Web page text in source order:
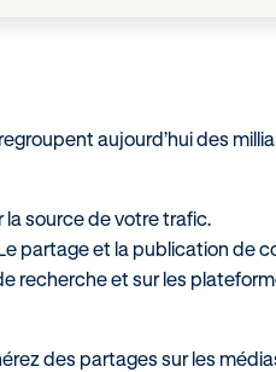
aujourd’hui des
la source de votre trafic.
partage et la publication de
recherche et sur les
des partages sur les